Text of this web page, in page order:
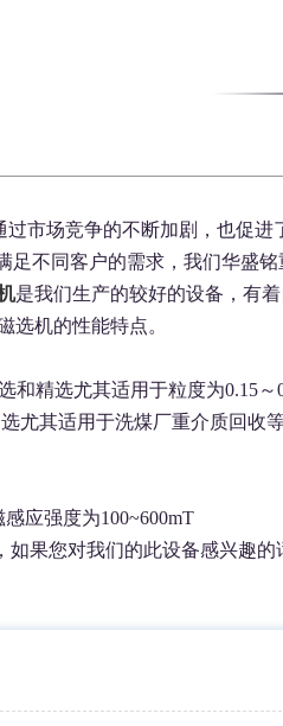
市场竞争的不断加剧，也促进
不同客户的需求，我们华盛
是我们生产的较好的设备，有
选机的性能特点。
和精选尤其适用于粒度为0.15～
尤其适用于洗煤厂重介质回收
应强度为100~600mT
果您对我们的此设备感兴趣的